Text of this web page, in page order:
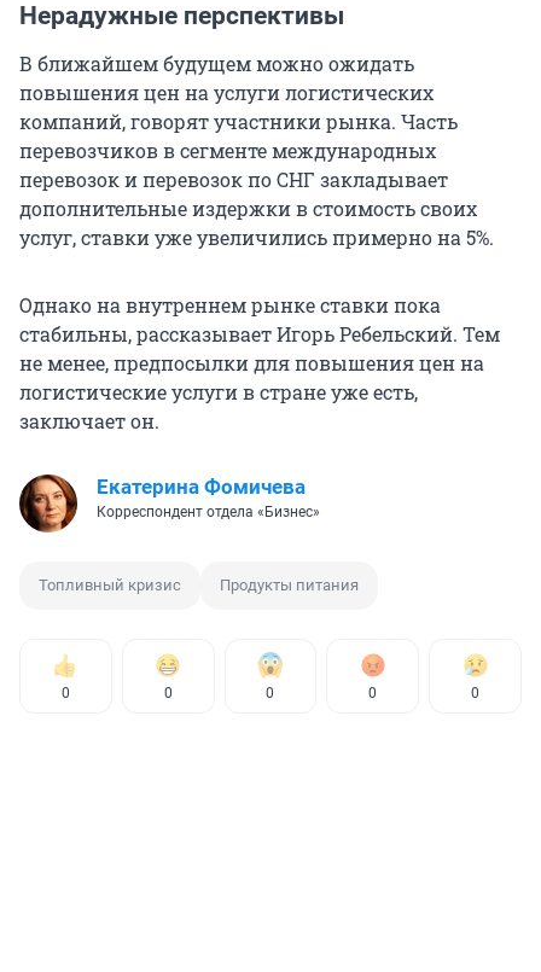
Нерадужные перспективы
В ближайшем будущем можно ожидать
повышения цен на услуги логистических
компаний, говорят участники рынка. Часть
перевозчиков в сегменте международных
перевозок и перевозок по СНГ закладывает
дополнительные издержки в стоимость своих
услуг, ставки уже увеличились примерно на 5%.
Однако на внутреннем рынке ставки пока
стабильны, рассказывает Игорь Ребельский. Тем
не менее, предпосылки для повышения цен на
логистические услуги в стране уже есть,
заключает он.
Екатерина Фомичева
Корреспондент отдела «Бизнес»
Топливный кризис Продукты питания
0 0 0 0 0